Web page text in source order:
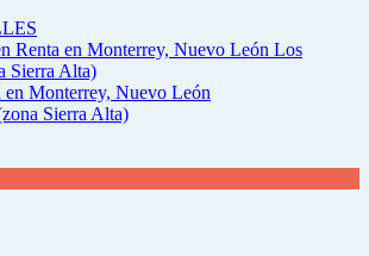
en Monterrey, Nuevo León
Sierra Alta)